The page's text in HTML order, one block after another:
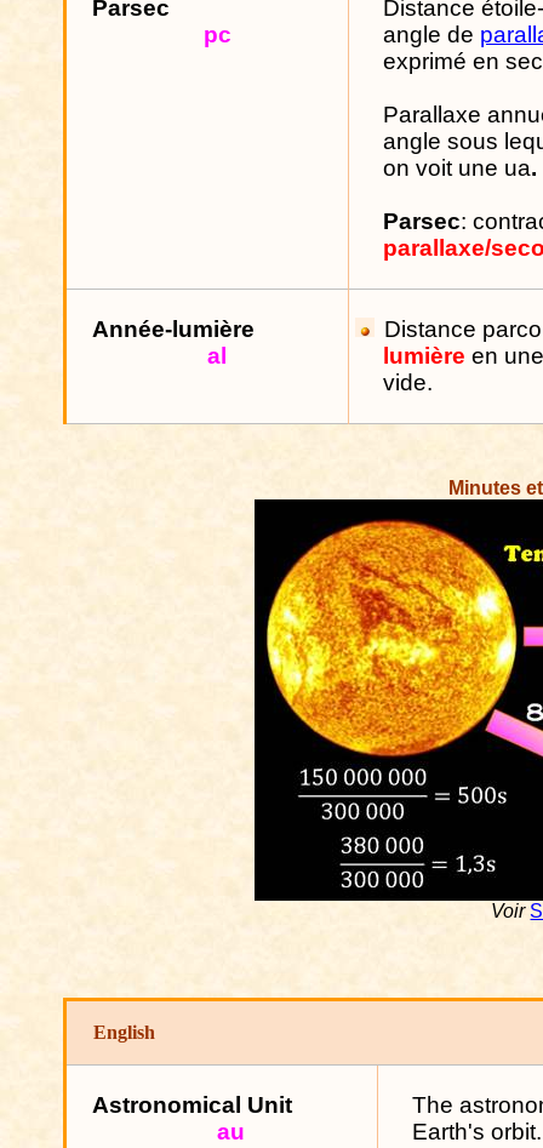
Parsec
pc
Distance
angle de
exprimé en
Parallaxe
angle sous
on voit une ua.
Parsec:
parallaxe/
Année-lumière
al
Distance
lumière en
vide.
Minutes
Voir
English
Astronomical Unit
au
The
Earth's orbit.